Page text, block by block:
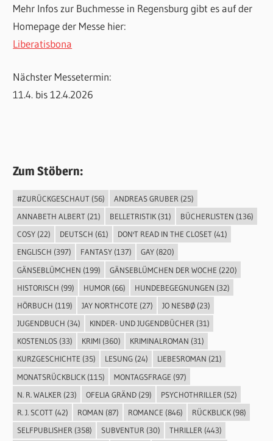
Mehr Infos zur Buchmesse in Regensburg gibt es auf der
Homepage der Messe hier:
Liberatisbona
Nächster Messetermin:
11.4. bis 12.4.2026
Zum Stöbern:
#ZURÜCKGESCHAUT(56) ANDREAS GRUBER (25)
ANNABETH ALBERT(21) BELLETRISTIK(31) BÜCHERLISTEN (136)
COSY(22) DEUTSCH (61) DON'T READ IN THE CLOSET(41)
ENGLISCH (397) FANTASY(137) GAY(820)
GÄNSEBLÜMCHEN (199) GÄNSEBLÜMCHEN DER WOCHE (220)
HISTORISCH (99) HUMOR (66) HUNDEBEGEGNUNGEN (32)
HÖRBUCH (119) JAY NORTHCOTE (27) JO NESBØ(23)
JUGENDBUCH (34) KINDER- UND JUGENDBÜCHER (31)
KOSTENLOS(33) KRIMI(360) KRIMINALROMAN (31)
KURZGESCHICHTE (35) LESUNG(24) LIEBESROMAN (21)
MONATSRÜCKBLICK(115) MONTAGSFRAGE (97)
N. R. WALKER (23) OFELIA GRÄND(29) PSYCHOTHRILLER (52)
R. J. SCOTT(42) ROMAN (87) ROMANCE (846) RÜCKBLICK(98)
SELFPUBLISHER(358) SUBVENTUR(30) THRILLER(443)